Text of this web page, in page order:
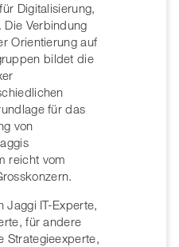
Digitalisierung,
Die Verbindung
Orientierung auf
bildet die
für das
von
reicht vom
Jaggi IT-Experte,
für andere
Strategieexperte,